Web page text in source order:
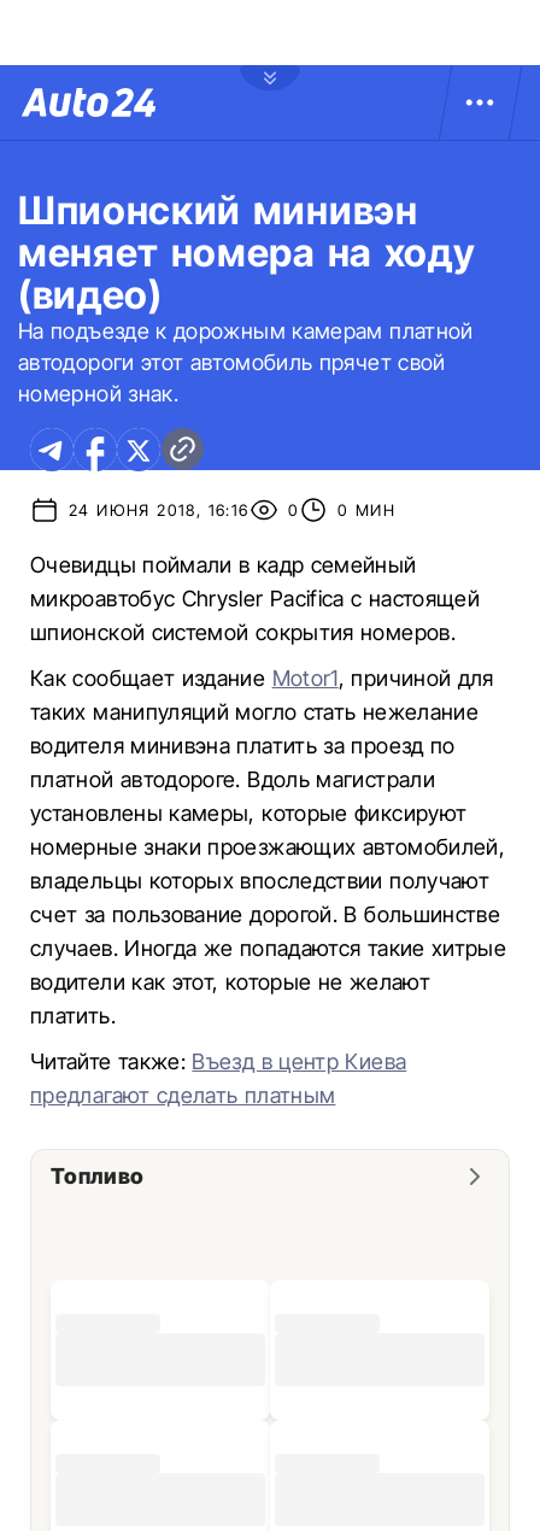
Шпионский минивэн
меняет номера на ходу
(видео)
На подъезде к дорожным камерам платной
автодороги этот автомобиль прячет свой
номерной знак.
24 ИЮНЯ 2018, 16:16 0 0 МИН
Очевидцы поймали в кадр семейный
микроавтобус Chrysler Pacifica с настоящей
шпионской системой сокрытия номеров.
Как сообщает издание Motor1, причиной для
таких манипуляций могло стать нежелание
водителя минивэна платить за проезд по
платной автодороге. Вдоль магистрали
установлены камеры, которые фиксируют
номерные знаки проезжающих автомобилей,
владельцы которых впоследствии получают
счет за пользование дорогой. В большинстве
случаев. Иногда же попадаются такие хитрые
водители как этот, которые не желают
платить.
Читайте также: Въезд в центр Киева
предлагают сделать платным
Топливо